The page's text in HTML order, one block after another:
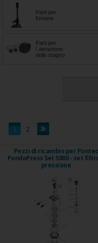
Parti per
fontane
Parti per
l`aerazione
dello stagno
1 2
Pezzi di ricambio per Pontec
PondoPress Set 5000 - set
pressione